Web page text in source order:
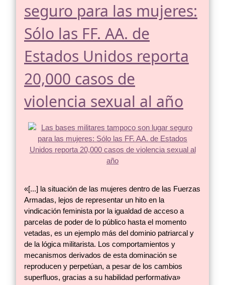
seguro para las mujeres:
Sólo las FF. AA. de
Estados Unidos reporta
20,000 casos de
violencia sexual al año
«[...] la situación de las mujeres dentro de las Fuerzas
Armadas, lejos de representar un hito en la
vindicación feminista por la igualdad de acceso a
parcelas de poder de lo público hasta el momento
vetadas, es un ejemplo más del dominio patriarcal y
de la lógica militarista. Los comportamientos y
mecanismos derivados de esta dominación se
reproducen y perpetúan, a pesar de los cambios
superfluos, gracias a su habilidad performativa»